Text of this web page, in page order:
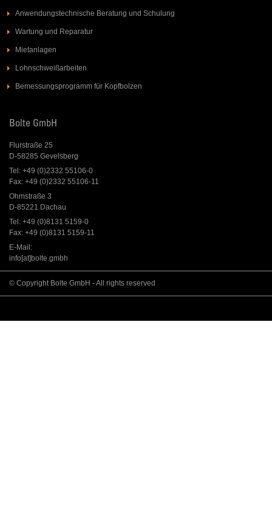
Anwendungstechnische Beratung und Schulung
Wartung und Reparatur
Mietanlagen
Lohnschweißarbeiten
Bemessungsprogramm für Kopfbolzen
Bolte GmbH
Flurstraße 25
D-58285 Gevelsberg
Tel: +49 (0)2332 55106-0
Fax: +49 (0)2332 55106-11
Ohmstraße 3
D-85221 Dachau
Tel: +49 (0)8131 5159-0
Fax: +49 (0)8131 5159-11
E-Mail:
info[at]bolte.gmbh
© Copyright Bolte GmbH - All rights reserved